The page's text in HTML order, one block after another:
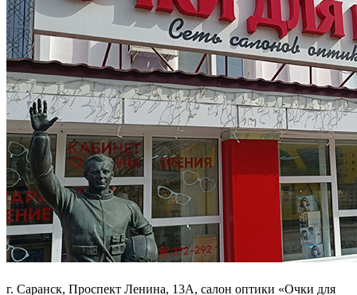
г. Саранск, Проспект Ленина, 13А, салон оптики «Очки для